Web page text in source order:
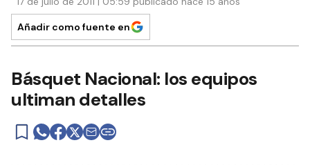
Añadir como fuente en
Básquet Nacional: los equipos
ultiman detalles